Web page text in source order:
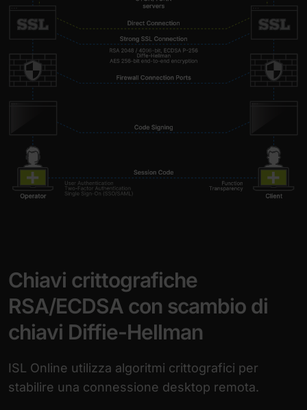
Chiavi crittografiche
RSA/ECDSA con scambio di
chiavi Diffie-Hellman
ISL Online utilizza algoritmi crittografici per
stabilire una connessione desktop remota.